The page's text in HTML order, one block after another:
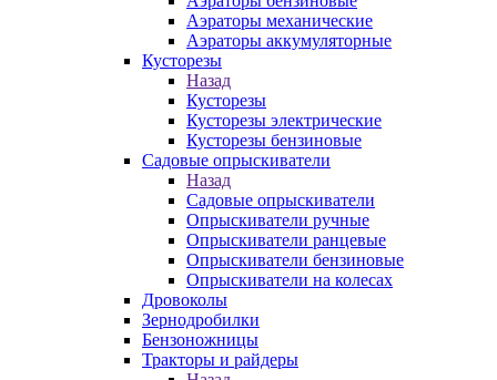
Аэраторы механические
Аэраторы аккумуляторные
Кусторезы
Назад
Кусторезы
Кусторезы электрические
Кусторезы бензиновые
Садовые опрыскиватели
Назад
Садовые опрыскиватели
Опрыскиватели ручные
Опрыскиватели ранцевые
Опрыскиватели бензиновые
Опрыскиватели на колесах
Дровоколы
Зернодробилки
Бензоножницы
Тракторы и райдеры